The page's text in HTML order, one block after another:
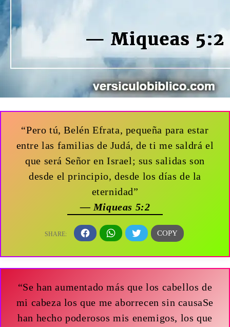
“Pero tú, Belén Efrata, pequeña para estar
entre las familias de Judá, de ti me saldrá el
que será Señor en Israel; sus salidas son
desde el principio, desde los días de la
eternidad”
— Miqueas 5:2
“Se han aumentado más que los cabellos de
mi cabeza los que me aborrecen sin causaSe
han hecho poderosos mis enemigos, los que